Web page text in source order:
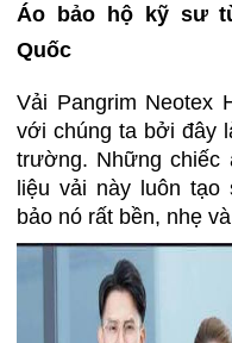
Áo bảo hộ kỹ sư
Quốc
Vải Pangrim Neotex
với chúng ta bởi đây
trường. Những
liệu vải này luôn
bảo nó rất bền, nhẹ